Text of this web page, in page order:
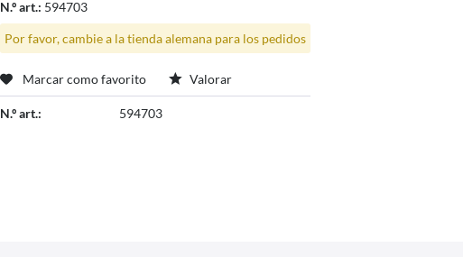
N.º art.: 594703
Por favor, cambie a la tienda alemana para los pedidos
Marcar como favorito Valorar
N.º art.: 594703